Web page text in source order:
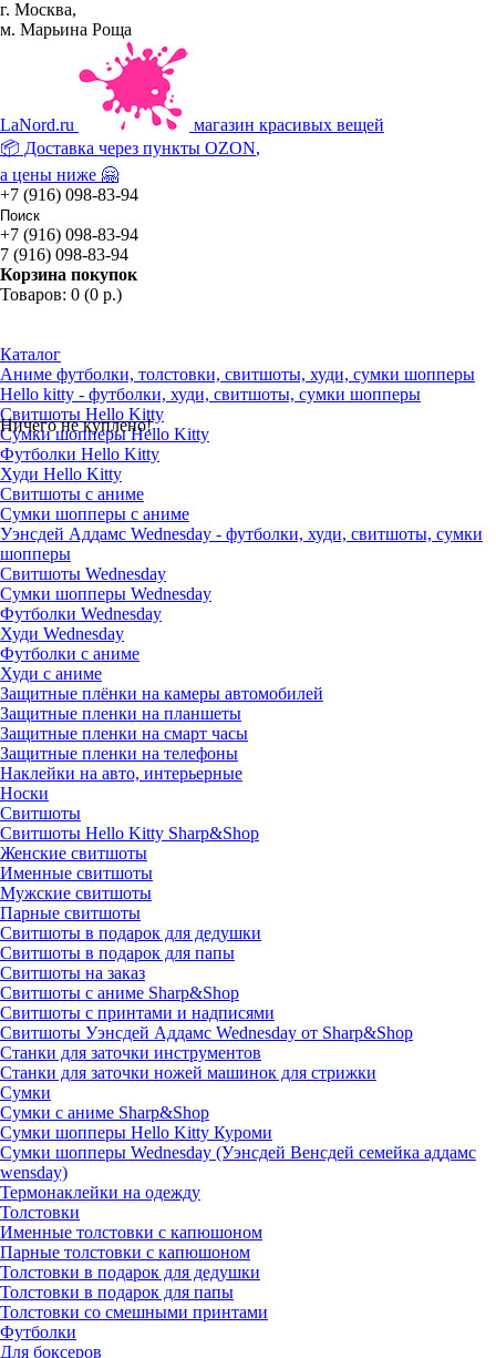
г. Москва,
м. Марьина Роща
LaNord.ru
магазин красивых вещей
📦 Доставка через пункты OZON,
а цены ниже 🤗
+7 (916) 098-83-94
+7 (916) 098-83-94
7 (916) 098-83-94
Корзина покупок
Товаров: 0 (0 р.)
Ничего не куплено!
Каталог
Аниме футболки, толстовки, свитшоты, худи, сумки шопперы
Hello kitty - футболки, худи, свитшоты, сумки шопперы
Свитшоты Hello Kitty
Сумки шопперы Hello Kitty
Футболки Hello Kitty
Худи Hello Kitty
Свитшоты с аниме
Сумки шопперы с аниме
Уэнсдей Аддамс Wednesday - футболки, худи, свитшоты, сумки
шопперы
Свитшоты Wednesday
Сумки шопперы Wednesday
Футболки Wednesday
Худи Wednesday
Футболки с аниме
Худи с аниме
Защитные плёнки на камеры автомобилей
Защитные пленки на планшеты
Защитные пленки на смарт часы
Защитные пленки на телефоны
Наклейки на авто, интерьерные
Носки
Свитшоты
Cвитшоты Hello Kitty Sharp&Shop
Женские свитшоты
Именные свитшоты
Мужские свитшоты
Парные свитшоты
Свитшоты в подарок для дедушки
Свитшоты в подарок для папы
Свитшоты на заказ
Свитшоты с аниме Sharp&Shop
Свитшоты с принтами и надписями
Свитшоты Уэнсдей Аддамс Wednesday от Sharp&Shop
Станки для заточки инструментов
Станки для заточки ножей машинок для стрижки
Сумки
Сумки с аниме Sharp&Shop
Сумки шопперы Hello Kitty Куроми
Сумки шопперы Wednesday (Уэнсдей Венсдей семейка аддамс
wensday)
Термонаклейки на одежду
Толстовки
Именные толстовки с капюшоном
Парные толстовки с капюшоном
Толстовки в подарок для дедушки
Толстовки в подарок для папы
Толстовки со смешными принтами
Футболки
Для боксеров